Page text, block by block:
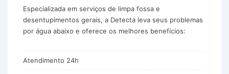
Especializada em serviços de limpa fossa e
desentupimentos gerais, a Detecta leva seus problemas
por água abaixo e oferece os melhores benefícios:
Atendimento 24h